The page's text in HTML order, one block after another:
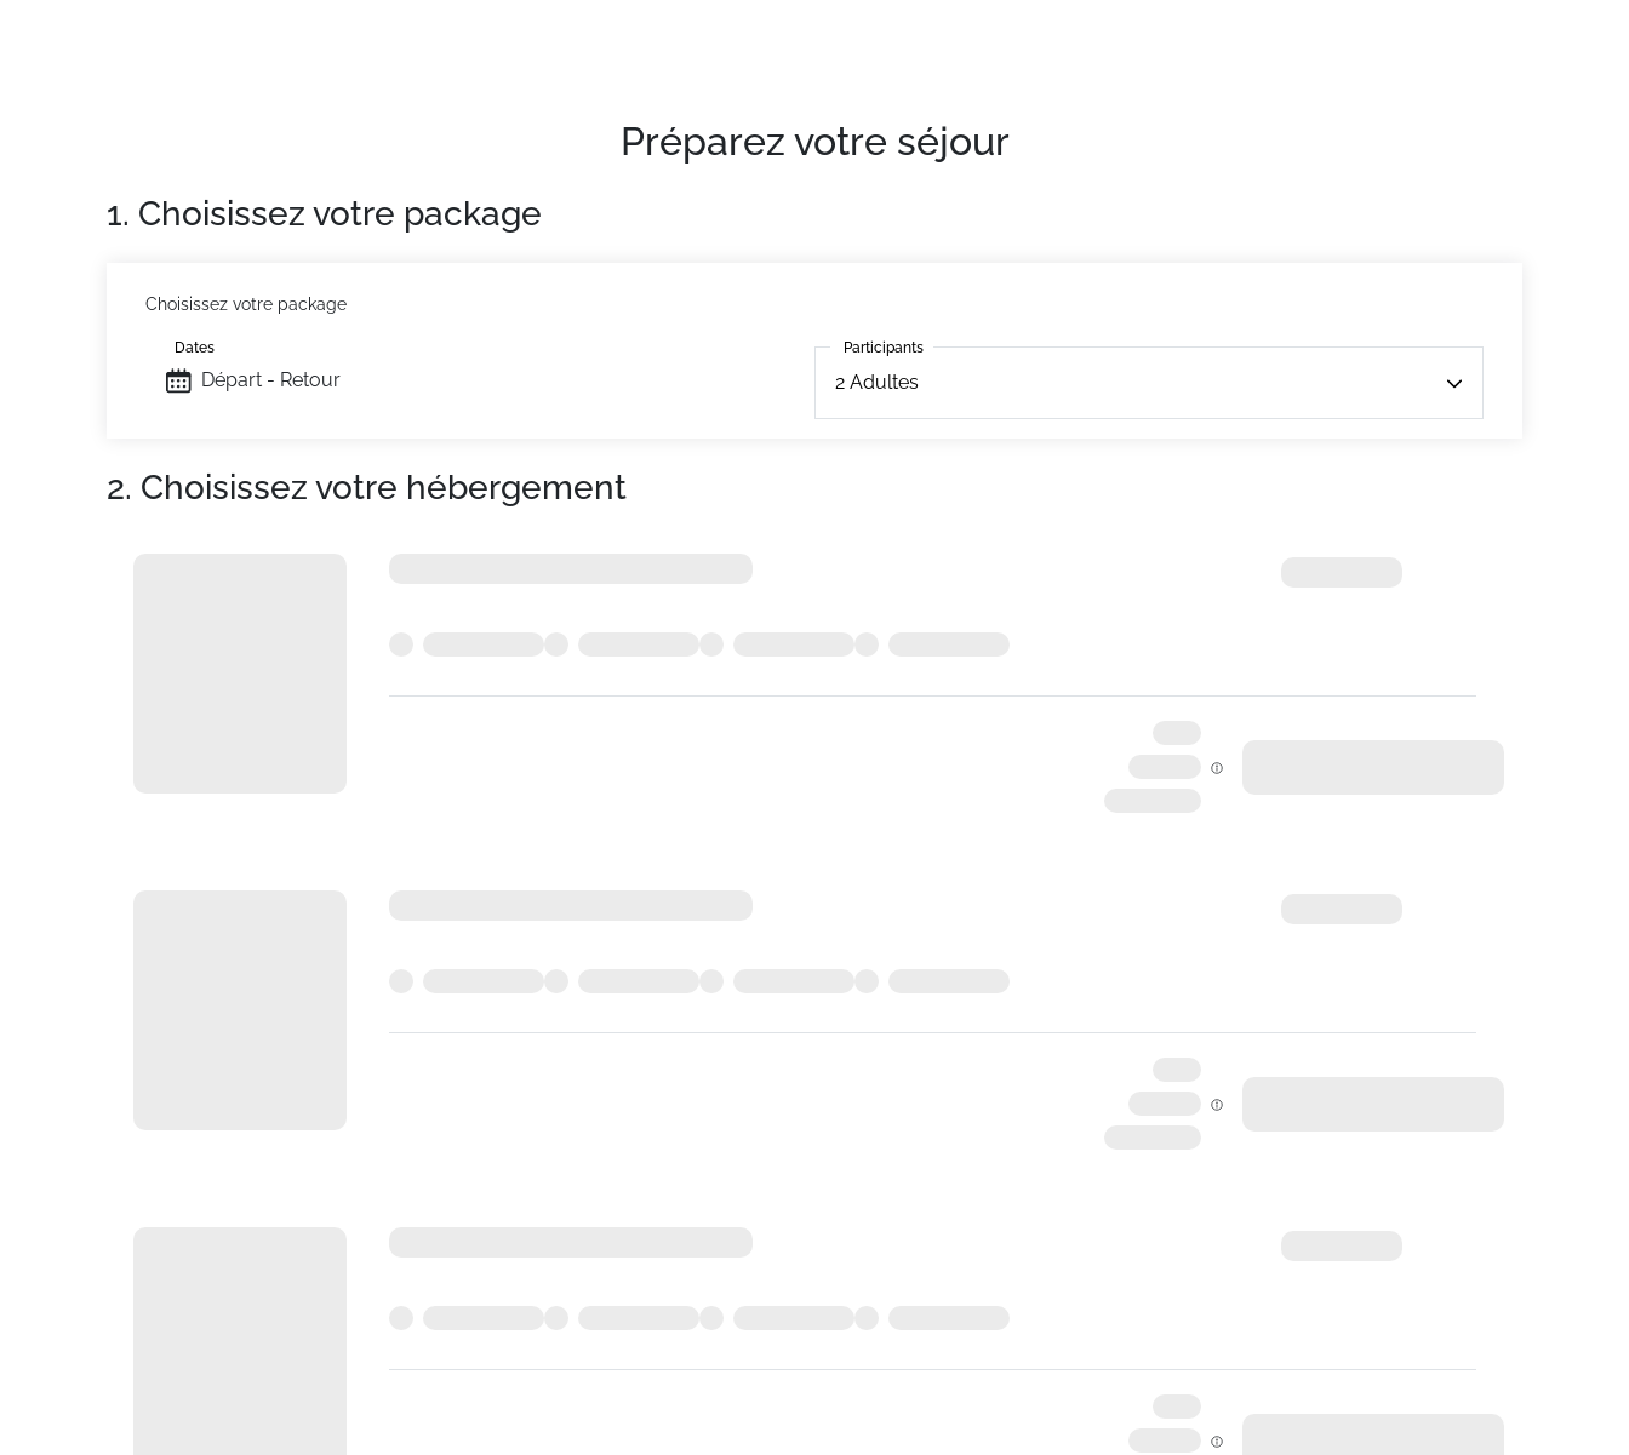
Préparez votre séjour
1. Choisissez votre package
Choisissez votre package
Départ - Retour
Dates Participants
2 Adultes
Participants
2. Choisissez votre hébergement